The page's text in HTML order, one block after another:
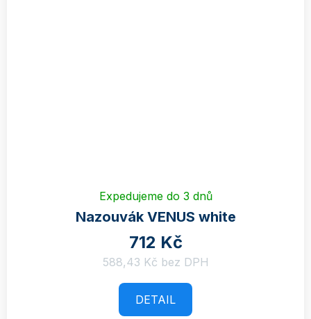
Expedujeme do 3 dnů
Nazouvák VENUS white
712 Kč
588,43 Kč bez DPH
DETAIL